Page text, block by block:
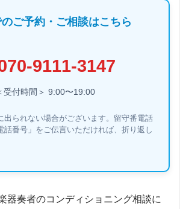
ご予約・ご相談はこちら
9111-3147
受付時間＞ 9:00〜19:00
られない場合がございます。留守番電話
話番号」をご伝言いただければ、折り返し
器奏者のコンディショニング相談に